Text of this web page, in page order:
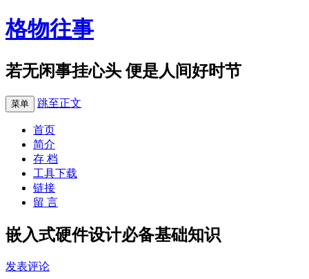
格物往事
若无闲事挂心头 便是人间好时节
菜单 跳至正文
首页
简介
存 档
工具下载
链接
留 言
嵌入式硬件设计必备基础知识
发表评论